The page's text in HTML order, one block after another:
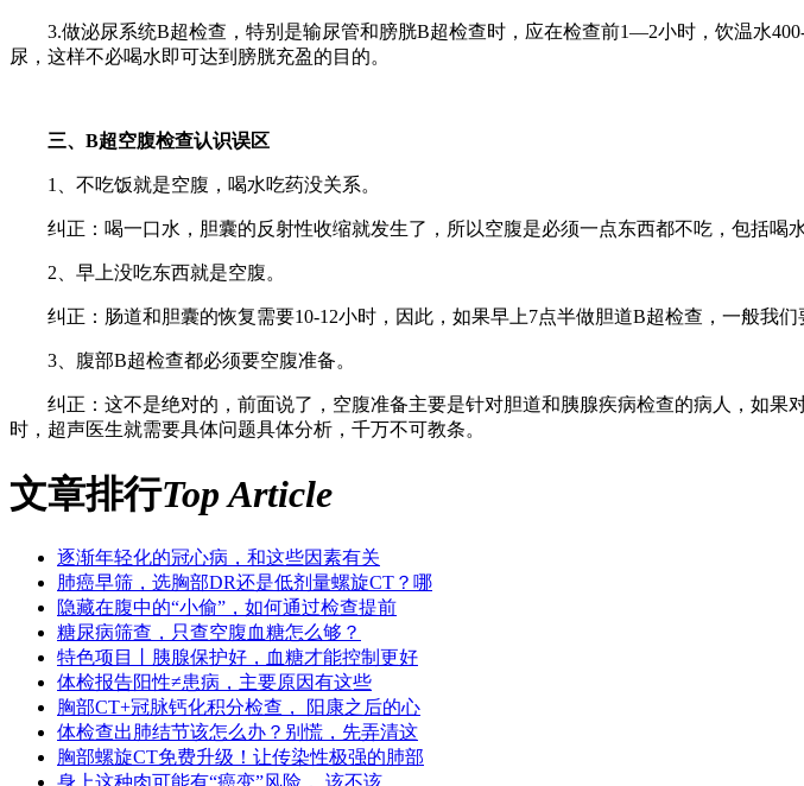
3.做泌尿系统B超检查，特别是输尿管和膀胱B超检查时，应在检查前1—2小时，饮温水
尿，这样不必喝水即可达到膀胱充盈的目的。
三、B超空腹检查认识误区
1、不吃饭就是空腹，喝水吃药没关系。
纠正：喝一口水，胆囊的反射性收缩就发生了，所以空腹是必须一点东西都不吃，包括喝水
2、早上没吃东西就是空腹。
纠正：肠道和胆囊的恢复需要10-12小时，因此，如果早上7点半做胆道B超检查，一般我们
3、腹部B超检查都必须要空腹准备。
纠正：这不是绝对的，前面说了，空腹准备主要是针对胆道和胰腺疾病检查的病人，如果
时，超声医生就需要具体问题具体分析，千万不可教条。
文章排行Top Article
逐渐年轻化的冠心病，和这些因素有关
肺癌早筛，选胸部DR还是低剂量螺旋CT？哪
隐藏在腹中的“小偷”，如何通过检查提前
糖尿病筛查，只查空腹血糖怎么够？
特色项目丨胰腺保护好，血糖才能控制更好
体检报告阳性≠患病，主要原因有这些
胸部CT+冠脉钙化积分检查， 阳康之后的心
体检查出肺结节该怎么办？别慌，先弄清这
胸部螺旋CT免费升级！让传染性极强的肺部